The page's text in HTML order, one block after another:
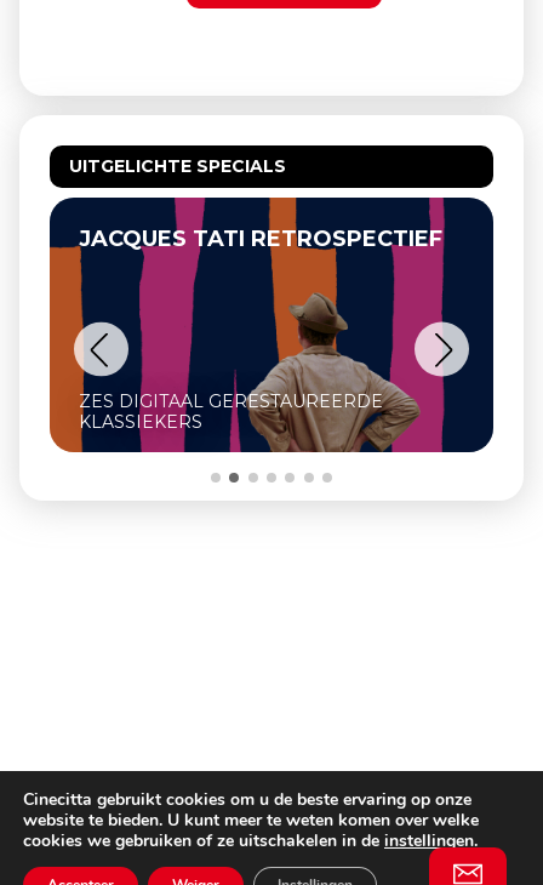
UITGELICHTE SPECIALS
JACQUES TATI RETROSPECTIEF
ZES DIGITAAL GERESTAUREERDE
KLASSIEKERS
Cinecitta gebruikt cookies om u de beste ervaring op onze
website te bieden. U kunt meer te weten komen over welke
cookies we gebruiken of ze uitschakelen in de instellingen.